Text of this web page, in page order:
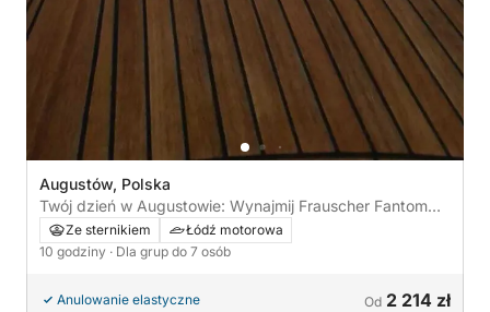
Augustów, Polska
Twój dzień w Augustowie: Wynajmij Frauscher Fantom
858 i spędź cały dzień na odkrywaniu świata
Ze sternikiem
Łódź motorowa
10 godziny · Dla grup do 7 osób
Anulowanie elastyczne Od 2 214 zł